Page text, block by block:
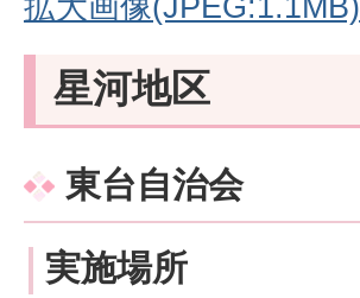
星河地区
東台自治会
実施場所